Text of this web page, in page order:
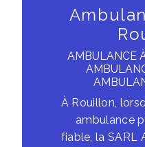
AMBULANCE
À Rouillon,
ambulance
fiable, la SARL